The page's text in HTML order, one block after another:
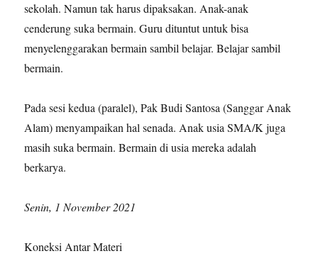
sekolah. Namun tak harus dipaksakan. Anak-anak
cenderung suka bermain. Guru dituntut untuk bisa
menyelenggarakan bermain sambil belajar. Belajar sambil
bermain.
Pada sesi kedua (paralel), Pak Budi Santosa (Sanggar Anak
Alam) menyampaikan hal senada. Anak usia SMA/K juga
masih suka bermain. Bermain di usia mereka adalah
berkarya.
Senin, 1 November 2021
Koneksi Antar Materi